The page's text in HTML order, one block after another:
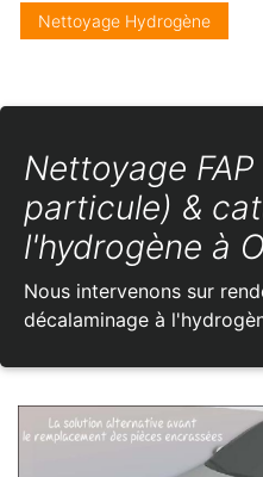
Nettoyage Hydrogène
Nettoyage
particule) &
l'hydrogène à
Nous intervenons sur
décalaminage à